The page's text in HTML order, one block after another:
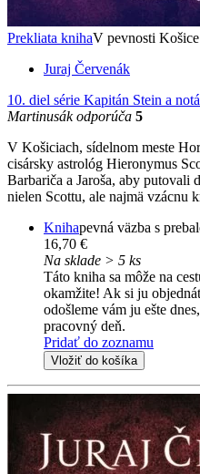
Prekliata knihaV pevnosti
Juraj Červenák
10. diel série Kapitán Stein a
Martinusák odporúča 5
V Košiciach, sídelnom meste
cisársky astrológ Hieronymus
Barbariča a Jaroša, aby
nielen Scottu, ale najmä vzácnu
Knihapevná väzba s
16,70 €
Na sklade > 5 ks
Táto kniha sa môže na
okamžite! Ak si ju
odošleme vám ju ešte
pracovný deň.
Pridať do zoznamu
Vložiť do košíka